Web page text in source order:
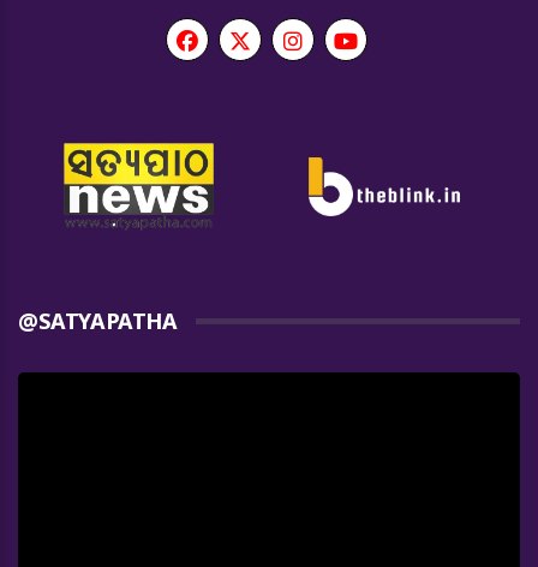
@SATYAPATHA